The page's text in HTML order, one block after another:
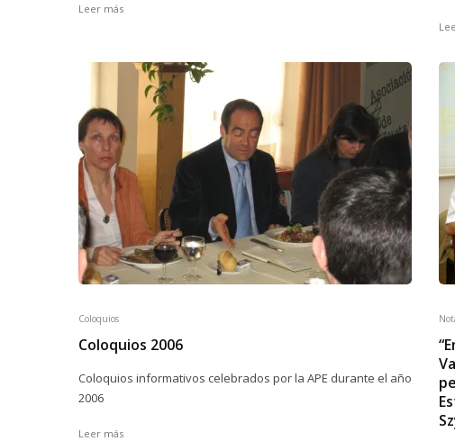
Leer más
Coloquios
Coloquios 2006
Coloquios informativos celebrados por la APE durante el año
2006
Leer más